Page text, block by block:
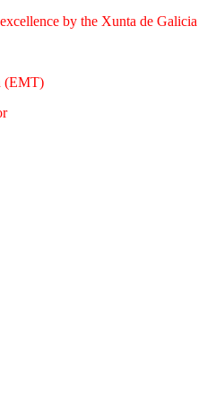
by the Xunta de Galicia
(EMT)
International